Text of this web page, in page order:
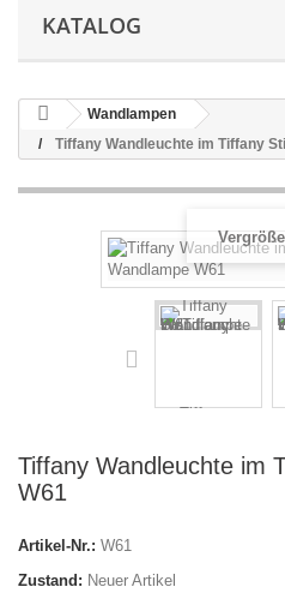
KATALOG
Wandlampen
Tiffany Wandleuchte im Tiffany
Tiffany Wandleuchte im
W61
Artikel-Nr.: W61
Zustand: Neuer Artikel